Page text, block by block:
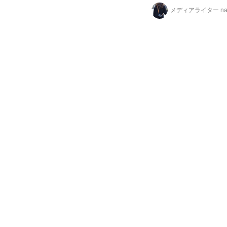
「はだか麦」も加え、
メディアライター